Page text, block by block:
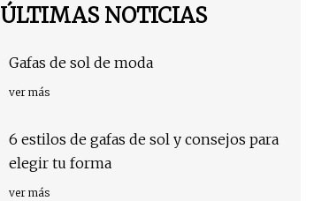
ÚLTIMAS NOTICIAS
Gafas de sol de moda
ver más
6 estilos de gafas de sol y consejos para
elegir tu forma
ver más